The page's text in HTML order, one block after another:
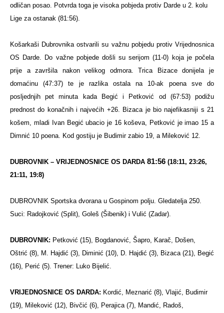
odličan posao. Potvrda toga je visoka pobjeda protiv Darde u 2. kolu
Lige za ostanak (81:56).
Košarkaši Dubrovnika ostvarili su važnu pobjedu protiv Vrijednosnica
OS Darde. Do važne pobjede došli su serijom (11-0) koja je počela
prije a završila nakon velikog odmora. Trica Bizace donijela je
domaćinu (47:37) te je razlika ostala na 10-ak poena sve do
posljednjih pet minuta kada Begić i Petković od (67:53) podižu
prednost do konačnih i najvećih +26. Bizaca je bio najefikasniji s 21
košem, mladi Ivan Begić ubacio je 16 koševa, Petković je imao 15 a
Dimnić 10 poena. Kod gostiju je Budimir zabio 19, a Mileković 12.
DUBROVNIK – VRIJEDNOSNICE OS DARDA 81:56 (18:11, 23:26,
21:11, 19:8)
DUBROVNIK Sportska dvorana u Gospinom polju. Gledatelja 250.
Suci: Radojković (Split), Goleš (Šibenik) i Vulić (Zadar).
DUBROVNIK: Petković (15), Bogdanović, Šapro, Karač, Došen,
Oštrić (8), M. Hajdić (3), Diminić (10), D. Hajdić (3), Bizaca (21), Begić
(16), Perić (5). Trener: Luko Bijelić.
VRIJEDNOSNICE OS DARDA: Kordić, Meznarić (8), Vlajić, Budimir
(19), Mileković (12), Bivčić (6), Perajica (7), Mandić, Radoš,